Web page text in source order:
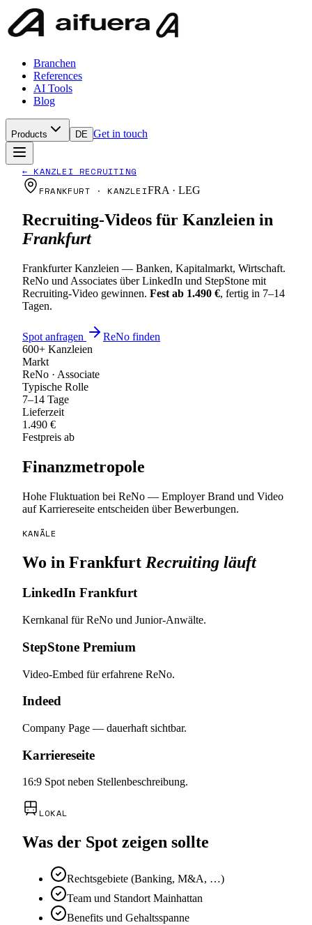
Branchen
References
AI Tools
Blog
Products DE Get in touch
← KANZLEI RECRUITING
FRANKFURT · KANZLEIFRA · LEG
Recruiting-Videos für Kanzleien in
Frankfurt
Frankfurter Kanzleien — Banken, Kapitalmarkt, Wirtschaft.
ReNo und Associates über LinkedIn und StepStone mit
Recruiting-Video gewinnen. Fest ab 1.490 €, fertig in 7–14
Tagen.
Spot anfragen
ReNo finden
600+ Kanzleien
Markt
ReNo · Associate
Typische Rolle
7–14 Tage
Lieferzeit
1.490 €
Festpreis ab
Finanzmetropole
Hohe Fluktuation bei ReNo — Employer Brand und Video
auf Karriereseite entscheiden über Bewerbungen.
KANÄLE
Wo in Frankfurt Recruiting läuft
LinkedIn Frankfurt
Kernkanal für ReNo und Junior-Anwälte.
StepStone Premium
Video-Embed für erfahrene ReNo.
Indeed
Company Page — dauerhaft sichtbar.
Karriereseite
16:9 Spot neben Stellenbeschreibung.
LOKAL
Was der Spot zeigen sollte
Rechtsgebiete (Banking, M&A, …)
Team und Standort Mainhattan
Benefits und Gehaltsspanne